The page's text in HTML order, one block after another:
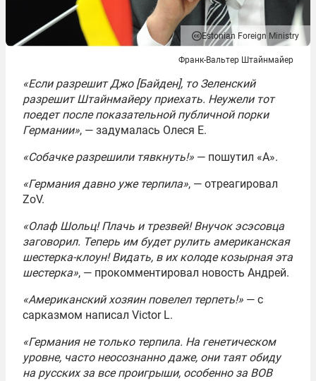
Estonian Foreign Ministry
Франк-Вальтер Штайнмайер
«Если разрешит Джо [Байден], то Зеленский
разрешит Штайнмайеру приехать. Неужели тот
поедет после показательной публичной порки
Германии», — задумалась Олеся Е.
«Собачке разрешили тявкнуть!» — пошутил «А».
«Германия давно уже терпила», — отреагировал
ZoV.
«Олаф Шольц! Плачь и трезвей! Внучок эсэсовца
заговорил. Теперь им будет рулить американская
шестерка-клоун! Видать, в их колоде козырная эта
шестерка», — прокомментировал новость Андрей.
«Американский хозяин повелел терпеть!» — с
сарказмом написал Victor L.
«Германия не только терпила. На генетическом
уровне, часто неосознанно даже, они таят обиду
на русских за все проигрыши, особенно за ВОВ